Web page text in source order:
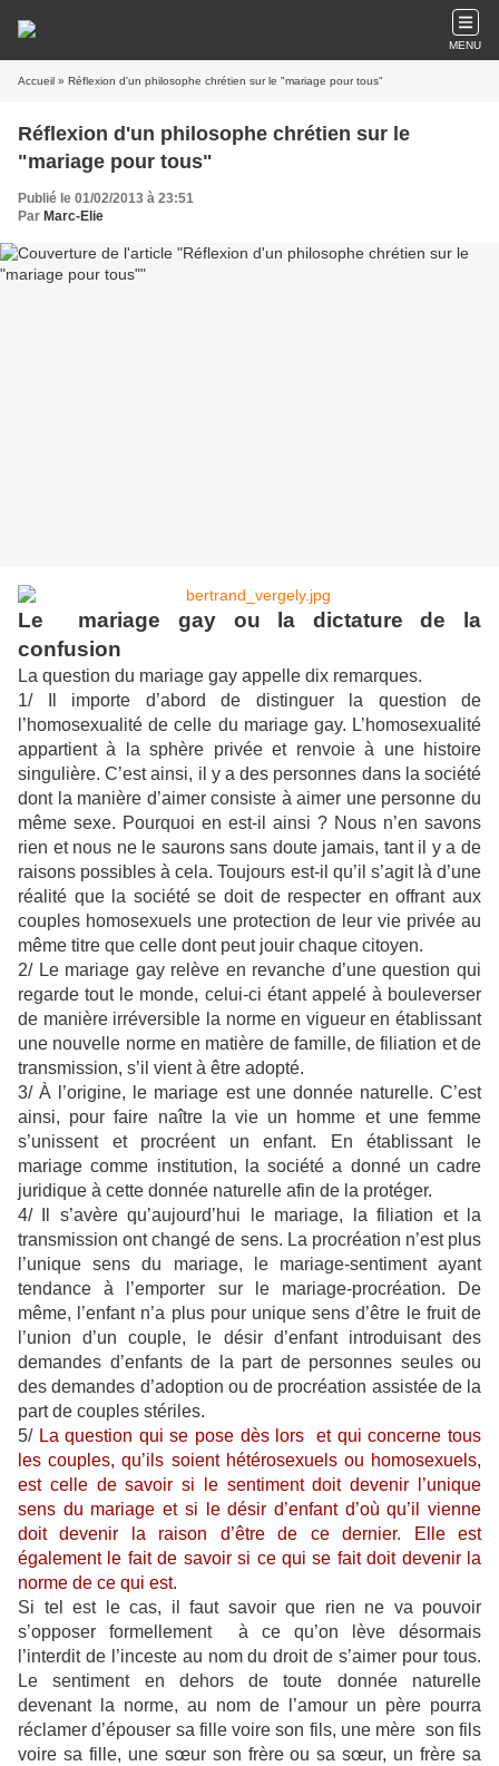
MENU
Accueil » Réflexion d'un philosophe chrétien sur le "mariage pour tous"
Réflexion d'un philosophe chrétien sur le
"mariage pour tous"
Publié le 01/02/2013 à 23:51
Par Marc-Elie
Le mariage gay ou la dictature de la
confusion
La question du mariage gay appelle dix remarques.
1/ Il importe d’abord de distinguer la question de
l’homosexualité de celle du mariage gay. L’homosexualité
appartient à la sphère privée et renvoie à une histoire
singulière. C’est ainsi, il y a des personnes dans la société
dont la manière d’aimer consiste à aimer une personne du
même sexe. Pourquoi en est-il ainsi ? Nous n’en savons
rien et nous ne le saurons sans doute jamais, tant il y a de
raisons possibles à cela. Toujours est-il qu’il s’agit là d’une
réalité que la société se doit de respecter en offrant aux
couples homosexuels une protection de leur vie privée au
même titre que celle dont peut jouir chaque citoyen.
2/ Le mariage gay relève en revanche d’une question qui
regarde tout le monde, celui-ci étant appelé à bouleverser
de manière irréversible la norme en vigueur en établissant
une nouvelle norme en matière de famille, de filiation et de
transmission, s’il vient à être adopté.
3/ À l’origine, le mariage est une donnée naturelle. C’est
ainsi, pour faire naître la vie un homme et une femme
s’unissent et procréent un enfant. En établissant le
mariage comme institution, la société a donné un cadre
juridique à cette donnée naturelle afin de la protéger.
4/ Il s’avère qu’aujourd’hui le mariage, la filiation et la
transmission ont changé de sens. La procréation n’est plus
l’unique sens du mariage, le mariage-sentiment ayant
tendance à l’emporter sur le mariage-procréation. De
même, l’enfant n’a plus pour unique sens d’être le fruit de
l’union d’un couple, le désir d’enfant introduisant des
demandes d’enfants de la part de personnes seules ou
des demandes d’adoption ou de procréation assistée de la
part de couples stériles.
5/ La question qui se pose dès lors et qui concerne tous
les couples, qu’ils soient hétérosexuels ou homosexuels,
est celle de savoir si le sentiment doit devenir l’unique
sens du mariage et si le désir d’enfant d’où qu’il vienne
doit devenir la raison d’être de ce dernier. Elle est
également le fait de savoir si ce qui se fait doit devenir la
norme de ce qui est.
Si tel est le cas, il faut savoir que rien ne va pouvoir
s’opposer formellement à ce qu’on lève désormais
l’interdit de l’inceste au nom du droit de s’aimer pour tous.
Le sentiment en dehors de toute donnée naturelle
devenant la norme, au nom de l’amour un père pourra
réclamer d’épouser sa fille voire son fils, une mère son fils
voire sa fille, une sœur son frère ou sa sœur, un frère sa